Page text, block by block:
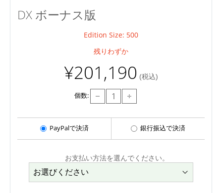
DX ボーナス版
Edition Size: 500
残りわずか
¥201,190 (税込)
個数:
PayPalで決済 銀行振込で決済
お支払い方法を選んでください。